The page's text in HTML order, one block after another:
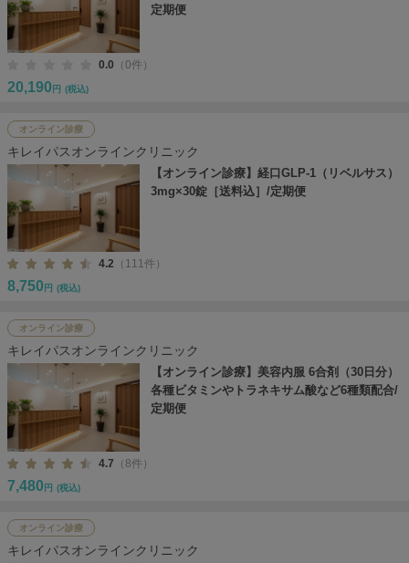
定期便
0.0 （0件）
20,190 円 (税込)
オンライン診療
キレイパスオンラインクリニック
【オンライン診療】経口GLP-1（リベルサス）
3mg×30錠［送料込］/定期便
4.2 （111件）
8,750 円 (税込)
オンライン診療
キレイパスオンラインクリニック
【オンライン診療】美容内服 6合剤（30日分）
各種ビタミンやトラネキサム酸など6種類配合/
定期便
4.7 （8件）
7,480 円 (税込)
オンライン診療
キレイパスオンラインクリニック